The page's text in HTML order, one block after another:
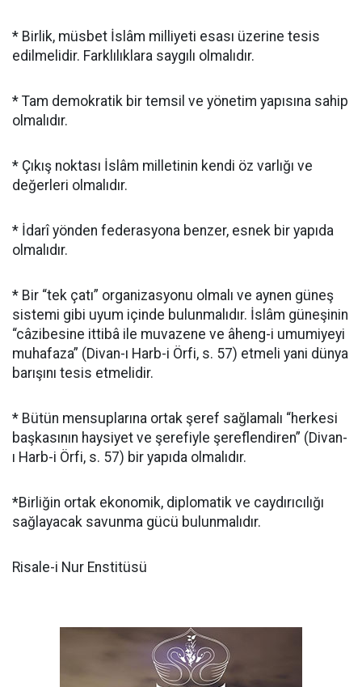
* Birlik, müsbet İslâm milliyeti esası üzerine tesis
edilmelidir. Farklılıklara saygılı olmalıdır.
* Tam demokratik bir temsil ve yönetim yapısına sahip
olmalıdır.
* Çıkış noktası İslâm milletinin kendi öz varlığı ve
değerleri olmalıdır.
* İdarî yönden federasyona benzer, esnek bir yapıda
olmalıdır.
* Bir “tek çatı” organizasyonu olmalı ve aynen güneş
sistemi gibi uyum içinde bulunmalıdır. İslâm güneşinin
“câzibesine ittibâ ile muvazene ve âheng-i umumiyeyi
muhafaza” (Divan-ı Harb-i Örfi, s. 57) etmeli yani dünya
barışını tesis etmelidir.
* Bütün mensuplarına ortak şeref sağlamalı “herkesi
başkasının haysiyet ve şerefiyle şereflendiren” (Divan-
ı Harb-i Örfi, s. 57) bir yapıda olmalıdır.
*Birliğin ortak ekonomik, diplomatik ve caydırıcılığı
sağlayacak savunma gücü bulunmalıdır.
Risale-i Nur Enstitüsü